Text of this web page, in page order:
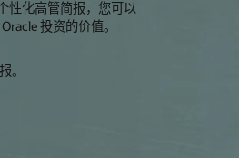
性化高管简报，您可以
投资的价值。
。